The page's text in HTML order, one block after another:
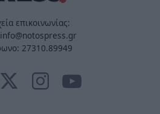
επικοινωνίας:
27310.89949